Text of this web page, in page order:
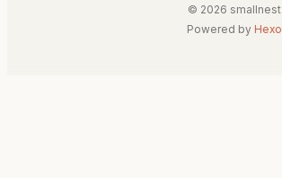
© 2026 smallnest
Powered by Hexo